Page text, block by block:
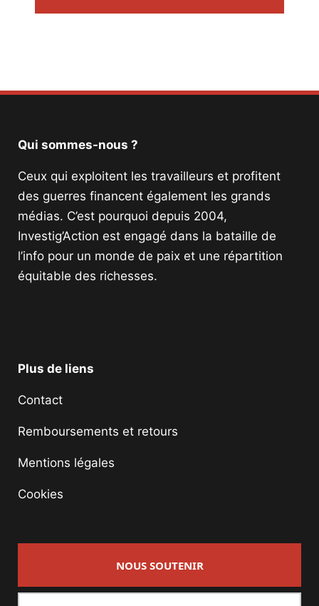
Qui sommes-nous ?
Ceux qui exploitent les travailleurs et profitent
des guerres financent également les grands
médias. C’est pourquoi depuis 2004,
Investig’Action est engagé dans la bataille de
l’info pour un monde de paix et une répartition
équitable des richesses.
Plus de liens
Contact
Remboursements et retours
Mentions légales
Cookies
NOUS SOUTENIR